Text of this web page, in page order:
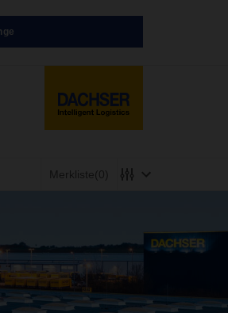
Merkliste(0)